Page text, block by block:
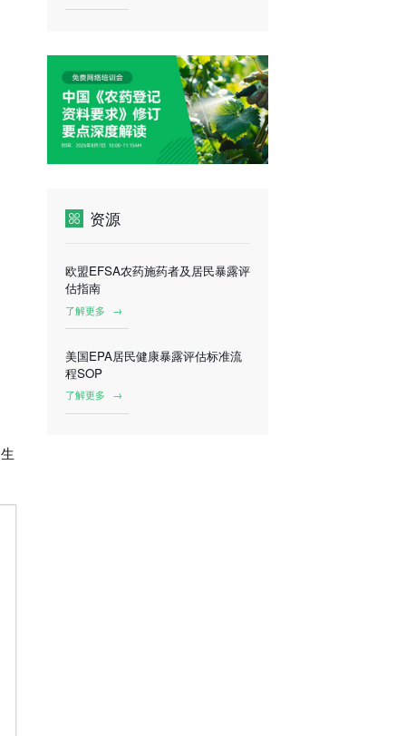
资源
欧盟EFSA农药施药者及居民暴露评
估指南
了解更多 →
美国EPA居民健康暴露评估标准流
程SOP
了解更多 →